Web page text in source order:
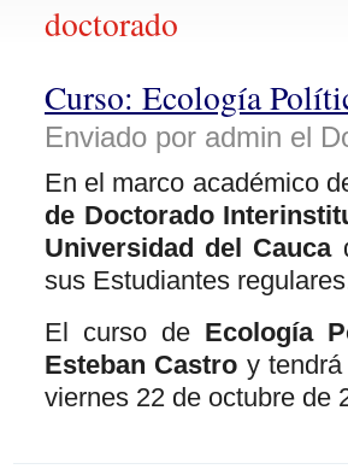
doctorado
Curso: Ecología
Enviado por admin el
En el marco académico
de Doctorado
Universidad del Cauca
sus Estudiantes
El curso de Ecología
Esteban Castro y
viernes 22 de octubre de